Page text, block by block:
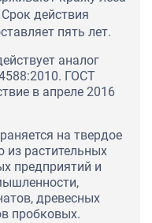
действия
пять лет.
аналог
ГОСТ
в апреле 2016
на твердое
из растительных
предприятий и
древесных
пробковых.